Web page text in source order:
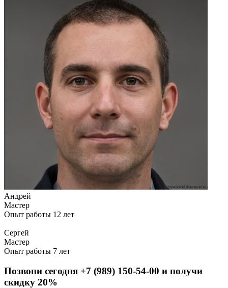
Андрей
Мастер
Опыт работы 12 лет
Сергей
Мастер
Опыт работы 7 лет
Позвони сегодня +7 (989) 150-54-00 и получи
скидку 20%